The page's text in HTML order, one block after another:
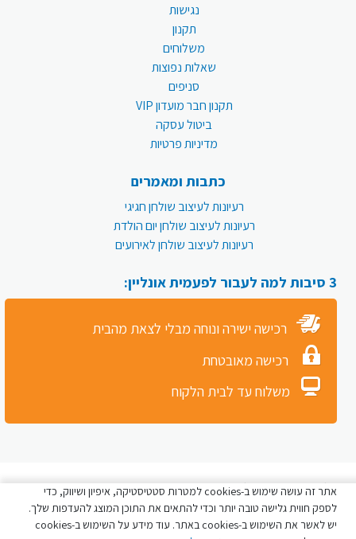
נגישות
תקנון
משלוחים
שאלות נפוצות
סניפים
תקנון חבר מועדון VIP
ביטול עסקה
מדיניות פרטיות
כתבות ומאמרים
רעיונות לעיצוב שולחן חגיגי
רעיונות לעיצוב שולחן יום הולדת
רעיונות לעיצוב שולחן לאירועים
3 סיבות למה לעבור לפעמית אונליין:
רכישה ישירה ונוחה מבלי לצאת מהבית
רכישה מאובטחת
משלוח עד לבית הלקוח
כל הזכויות שמורות לפעמית סטור © 2026אתר זה עושה שימוש ב-cookies למטרות סטטיסטיקה, איפיון ושיווק, כדי
לספק חווית גלישה טובה יותר וכדי להתאים את התוכן המוצג להעדפות שלך.
יש לאשר את השימוש ב-cookies באתר. עוד מידע על השימוש ב-cookies